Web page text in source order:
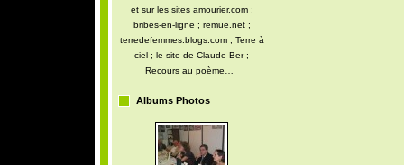
et sur les sites amourier.com ;
bribes-en-ligne ; remue.net ;
terredefemmes.blogs.com ; Terre à
ciel ; le site de Claude Ber ;
Recours au poème…
Albums Photos